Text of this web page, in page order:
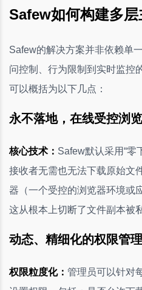
Safew如何构建多层
Safew的解决方案并非依赖单
问控制、行为限制到实时监控
可以概括为以下几点：
永不落地，在线受控浏览
核心技术： Safew默认采用“零
接收者无需也无法下载原始文
器（一个受控的浏览器环境或
这从根本上切断了文件副本被
动态、精细化的权限管理
权限粒度化： 管理员可以针对